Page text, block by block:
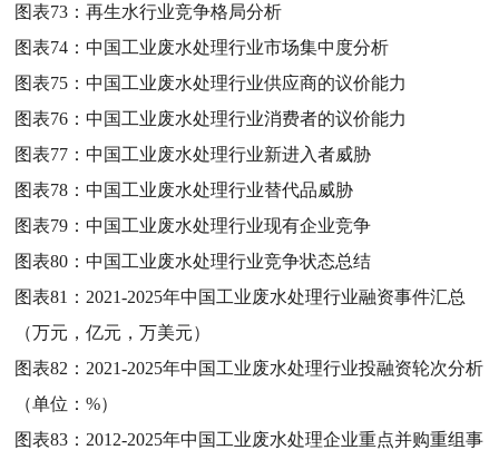
图表73：再生水行业竞争格局分析
图表74：中国工业废水处理行业市场集中度分析
图表75：中国工业废水处理行业供应商的议价能力
图表76：中国工业废水处理行业消费者的议价能力
图表77：中国工业废水处理行业新进入者威胁
图表78：中国工业废水处理行业替代品威胁
图表79：中国工业废水处理行业现有企业竞争
图表80：中国工业废水处理行业竞争状态总结
图表81： 2021-2025年中国工业废水处理行业融资事件汇总
（万元，亿元，万美元）
图表82： 2021-2025年中国工业废水处理行业投融资轮次分析
（单位：%）
图表83： 2012-2025年中国工业废水处理企业重点并购重组事